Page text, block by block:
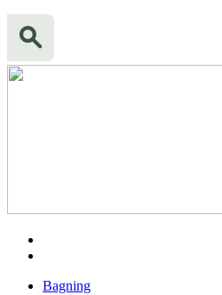
Bagning